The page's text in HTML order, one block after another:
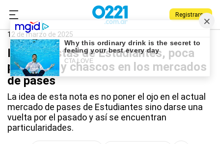
Registrarse
0221.com.ar Deportes
12 de marzo de 2025
Las apuestas de Estudiantes, poca
paciencia y chascos en los mercados
de pases
La idea de esta nota es no poner el ojo en el actual
mercado de pases de Estudiantes sino darse una
vuelta por el pasado y así se encuentran
particularidades.